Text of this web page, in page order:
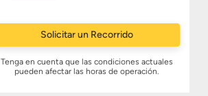
Solicitar un Recorrido
Tenga en cuenta que las condiciones actuales
pueden afectar las horas de operación.